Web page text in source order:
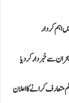
اہم کردار
سےخبردارکردیا
متعارف کرانے کا اعلان